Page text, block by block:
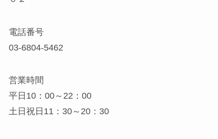
電話番号
03-6804-5462
営業時間
平日10：00～22：00
土日祝日11：30～20：30